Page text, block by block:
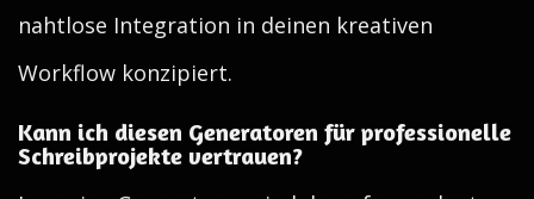
nahtlose Integration in deinen kreativen
Workflow konzipiert.
Kann ich diesen Generatoren für professionelle
Schreibprojekte vertrauen?